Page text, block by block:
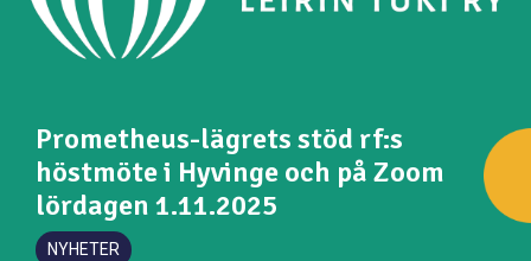
Prometheus-lägrets stöd rf:s
höstmöte i Hyvinge och på Zoom
lördagen 1.11.2025
NYHETER